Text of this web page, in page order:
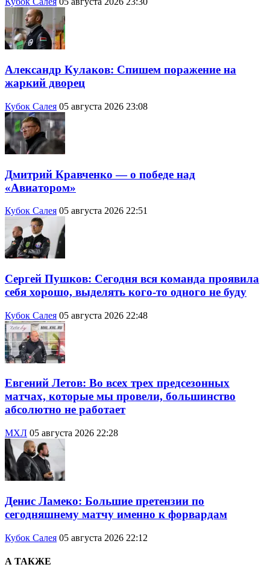
Александр Кулаков: Спишем поражение на
жаркий дворец
Кубок Салея 05 августа 2026 23:08
Дмитрий Кравченко — о победе над
«Авиатором»
Кубок Салея 05 августа 2026 22:51
Сергей Пушков: Сегодня вся команда проявила
себя хорошо, выделять кого-то одного не буду
Кубок Салея 05 августа 2026 22:48
Евгений Летов: Во всех трех предсезонных
матчах, которые мы провели, большинство
абсолютно не работает
МХЛ 05 августа 2026 22:28
Денис Ламеко: Большие претензии по
сегодняшнему матчу именно к форвардам
Кубок Салея 05 августа 2026 22:12
А ТАКЖЕ